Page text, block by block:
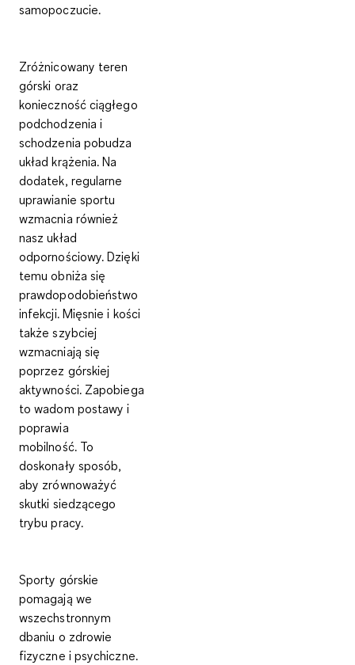
samopoczucie.
Zróżnicowany teren
górski oraz
konieczność ciągłego
podchodzenia i
schodzenia pobudza
układ krążenia. Na
dodatek, regularne
uprawianie sportu
wzmacnia również
nasz układ
odpornościowy.Dzięki
temu obniża się
prawdopodobieństwo
infekcji. Mięsnie i kości
także szybciej
wzmacniają się
poprzez górskiej
aktywności. Zapobiega
to wadom postawy i
poprawia
mobilność. To
doskonały sposób,
aby zrównoważyć
skutki siedzącego
trybu pracy.
Sporty górskie
pomagają we
wszechstronnym
dbaniu o zdrowie
fizyczne i psychiczne.